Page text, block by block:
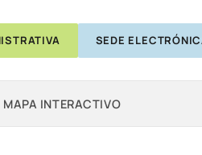
SEDE
MAPA INTERACTIVO